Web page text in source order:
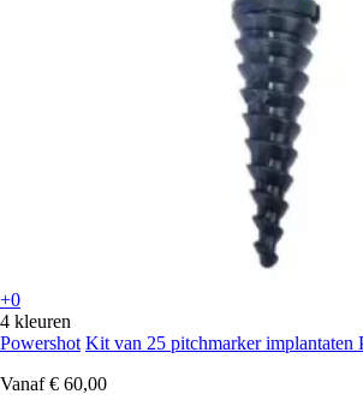
+0
4 kleuren
Powershot Kit van 25 pitchmarker implantaten
Vanaf € 60,00